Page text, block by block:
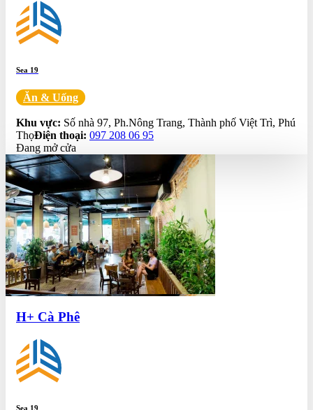
Sea 19
Ăn & Uống
Khu vực: Số nhà 97, Ph.Nông Trang, Thành phố Việt Trì, Phú
ThọĐiện thoại: 097 208 06 95
Đang mở cửa
H+ Cà Phê
Sea 19